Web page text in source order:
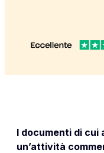
I documenti di cui
un’attività